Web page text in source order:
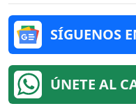
SÍGUENOS
ÚNETE AL